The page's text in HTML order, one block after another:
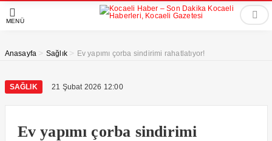
MENÜ
Anasayfa > Sağlık > Ev yapımı çorba sindirimi rahatlatıyor!
SAĞLIK 21 Şubat 2026 12:00
Ev yapımı çorba sindirimi